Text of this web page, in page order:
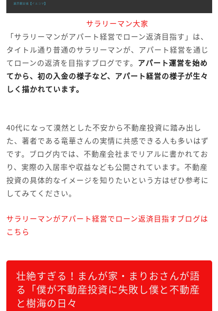
サラリーマン大家
「サラリーマンがアパート経営でローン返済目指す」は、
タイトル通り普通のサラリーマンが、アパート経営を通じ
てローンの返済を目指すブログです。 アパート運営を始め
てから、初の入金の様子など、アパート経営の様子が生々
しく描かれています。
40代になって漠然とした不安から不動産投資に踏み出し
た、著者である竜華さんの実情に共感できる人も多いはず
です。ブログ内では、不動産会社までリアルに書かれてお
り、実際の入居率や収益なども公開されています。不動産
投資の具体的なイメージを知りたいという方はぜひ参考に
してみてください。
サラリーマンがアパート経営でローン返済目指すブログは
こちら
壮絶すぎる！まんが家・まりおさんが語
る「僕が不動産投資に失敗し僕と不動産
と樹海の日々